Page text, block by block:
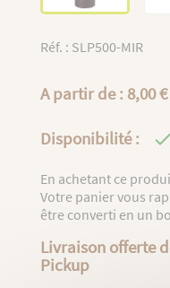
Réf. : SLP500-MIR
A partir de : 8,00 €
Disponibilité : 
En achetant ce
Votre panier vous
être converti en un
Livraison offerte
Pickup